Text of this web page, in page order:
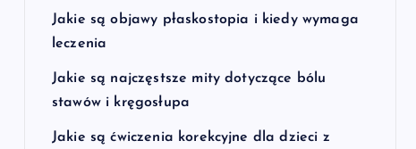
Jakie są objawy płaskostopia i kiedy wymaga
leczenia
Jakie są najczęstsze mity dotyczące bólu
stawów i kręgosłupa
Jakie są ćwiczenia korekcyjne dla dzieci z